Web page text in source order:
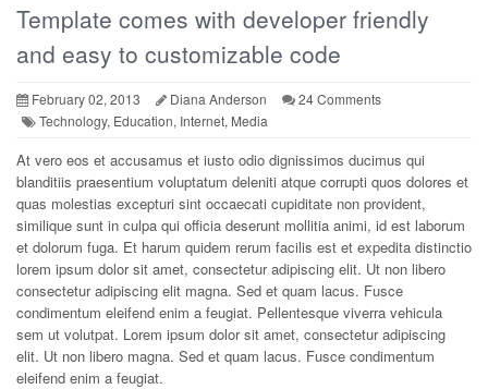
Template comes with developer friendly
and easy to customizable code
February 02, 2013 Diana Anderson
24 Comments
Technology, Education, Internet, Media
At vero eos et accusamus et iusto odio dignissimos ducimus qui
blanditiis praesentium voluptatum deleniti atque corrupti quos dolores et
quas molestias excepturi sint occaecati cupiditate non provident,
similique sunt in culpa qui officia deserunt mollitia animi, id est laborum
et dolorum fuga. Et harum quidem rerum facilis est et expedita distinctio
lorem ipsum dolor sit amet, consectetur adipiscing elit. Ut non libero
consectetur adipiscing elit magna. Sed et quam lacus. Fusce
condimentum eleifend enim a feugiat. Pellentesque viverra vehicula
sem ut volutpat. Lorem ipsum dolor sit amet, consectetur adipiscing
elit. Ut non libero magna. Sed et quam lacus. Fusce condimentum
eleifend enim a feugiat.